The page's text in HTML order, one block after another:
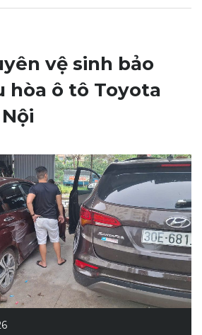
vệ sinh bảo
hòa ô tô Toyota